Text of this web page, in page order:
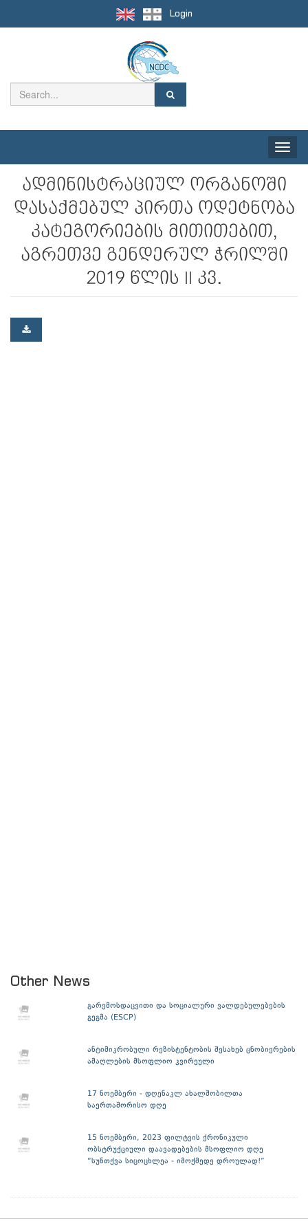
Login
Toggle
ადმინისტრაციულ ორგანოში
დასაქმებულ პირთა ოდეტნობა
კატეგორიების მითითებით,
აგრეთვე გენდერულ ჭრილში
2019 წლის II კვ.
Other News
გარემოსდაცვითი და სოციალური ვალდებულებების
გეგმა (ESCP)
ანტიმიკრობული რეზისტენტობის შესახებ ცნობიერების
ამაღლების მსოფლიო კვირეული
17 ნოემბერი - დღენაკლ ახალშობილთა
საერთაშორისო დღე
15 ნოემბერი, 2023 ფილტვის ქრონიკული
ობსტრუქციული დაავადებების მსოფლიო დღე
“სუნთქვა სიცოცხლეა - იმოქმედე დროულად!”